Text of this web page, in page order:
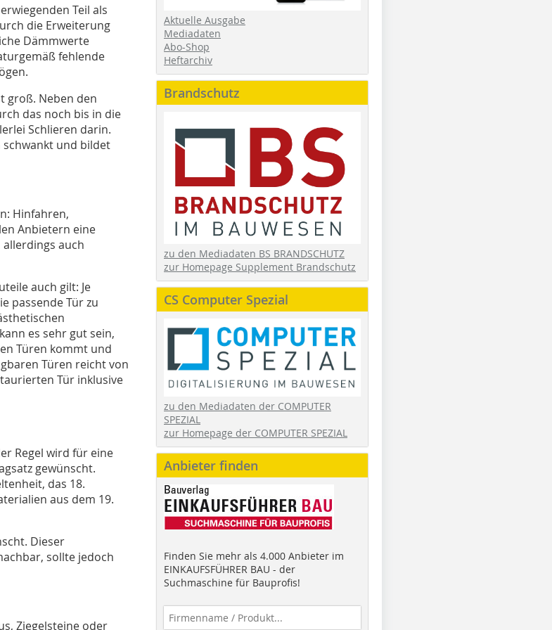
Teil als
die Erweiterung
Dämmwerte
fehlende
groß. Neben den
das noch bis in die
Schlieren darin.
und bildet
Hinfahren,
Anbietern eine
allerdings auch
auch gilt: Je
passende Tür zu
es sehr gut sein,
Türen kommt und
Türen reicht von
Tür inklusive
Regel wird für eine
gewünscht.
das 18.
aus dem 19.
Dieser
sollte jedoch
Ziegelsteine oder
Aktuelle Ausgabe
Mediadaten
Abo-Shop
Heftarchiv
Brandschutz
zu den Mediadaten BS BRANDSCHUTZ
zur Homepage Supplement Brandschutz
CS Computer Spezial
zu den Mediadaten der COMPUTER
SPEZIAL
zur Homepage der COMPUTER SPEZIAL
Anbieter finden
Finden Sie mehr als 4.000 Anbieter im
EINKAUFSFÜHRER BAU - der
Suchmaschine für Bauprofis!